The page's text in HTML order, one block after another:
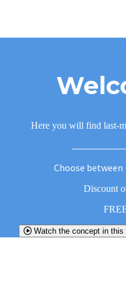
Here you will find last-
Choose between
Discount
Watch the concept in this